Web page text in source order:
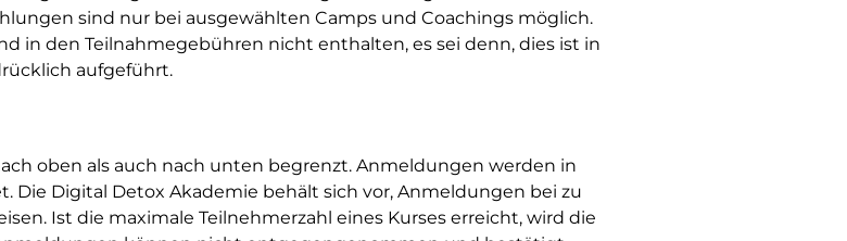
sind nur bei ausgewählten Camps und Coachings möglich.
in den Teilnahmegebühren nicht enthalten, es sei denn, dies ist in
aufgeführt.
oben als auch nach unten begrenzt. Anmeldungen werden in
Die Digital Detox Akademie behält sich vor, Anmeldungen bei zu
Ist die maximale Teilnehmerzahl eines Kurses erreicht, wird die